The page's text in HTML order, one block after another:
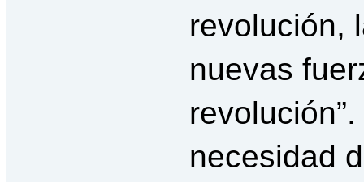
revolución,
nuevas
necesidad